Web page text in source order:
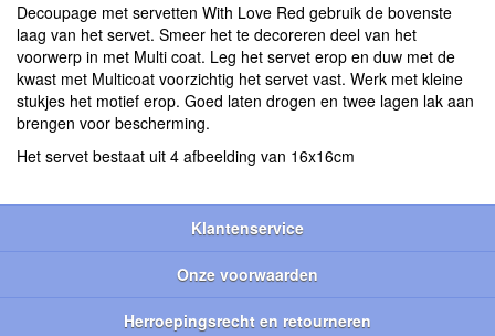
Decoupage met servetten With Love Red gebruik de bovenste
laag van het servet. Smeer het te decoreren deel van het
voorwerp in met Multi coat. Leg het servet erop en duw met de
kwast met Multicoat voorzichtig het servet vast. Werk met kleine
stukjes het motief erop. Goed laten drogen en twee lagen lak aan
brengen voor bescherming.
Het servet bestaat uit 4 afbeelding van 16x16cm
Klantenservice
Onze voorwaarden
Herroepingsrecht en retourneren